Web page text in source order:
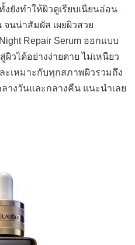
ยังทำให้ผิวดูเรียบเนียนอ่อน
จนน่าสัมผัส เผยผิวสวย
Repair Serum ออกแบบ
วได้อย่างง่ายดาย ไม่เหนียว
เหมาะกับทุกสภาพผิวรวมถึง
างวันและกลางคืน แนะนำเลย